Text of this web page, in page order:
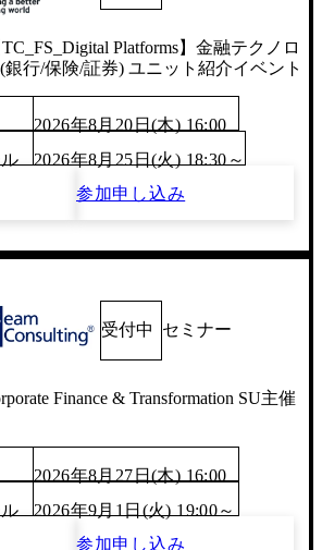
Platforms】金融テクノロ
行/保険/証券) ユニット紹介イベント
2026年8月20日(木) 16:00
2026年8月25日(火) 18:30～
参加申し込み
受付中 セミナー
Finance & Transformation SU主催
2026年8月27日(木) 16:00
2026年9月1日(火) 19:00～
参加申し込み